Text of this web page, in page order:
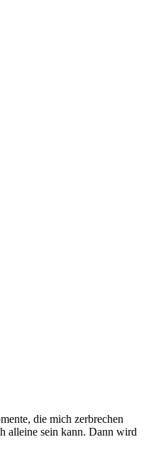
die mich zerbrechen
alleine sein kann. Dann wird